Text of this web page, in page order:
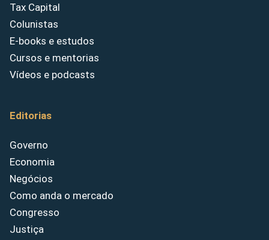
Tax Capital
Colunistas
E-books e estudos
Cursos e mentorias
Vídeos e podcasts
Editorias
Governo
Economia
Negócios
Como anda o mercado
Congresso
Justiça